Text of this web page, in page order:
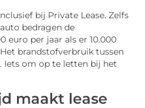
bij Private Lease. Zelfs
bedragen de
euro per jaar als er 10.000
brandstofverbruik tussen
Iets om op te letten bij het
maakt lease